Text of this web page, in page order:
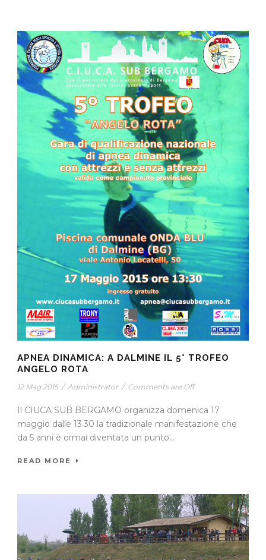
APNEA DINAMICA: A DALMINE IL 5° TROFEO
ANGELO ROTA
12 Mag 2015 / Administrator / Comments are Off
Il CIUCA SUB BERGAMO organizza domenica 17
maggio dalle 13.30 la tradizionale manifestazione che
da 5 anni è ormai diventata un punto...
READ MORE